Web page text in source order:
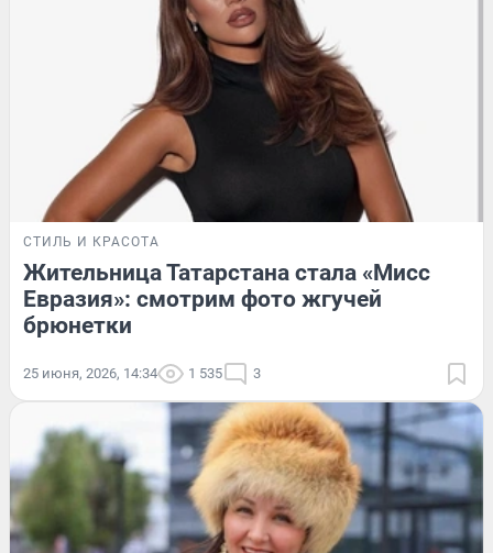
СТИЛЬ И КРАСОТА
Жительница Татарстана стала «Мисс
Евразия»: смотрим фото жгучей
брюнетки
25 июня, 2026, 14:34 1 535 3